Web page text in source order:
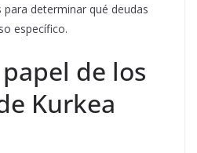
determinar qué deudas
específico.
de los
Kurkea